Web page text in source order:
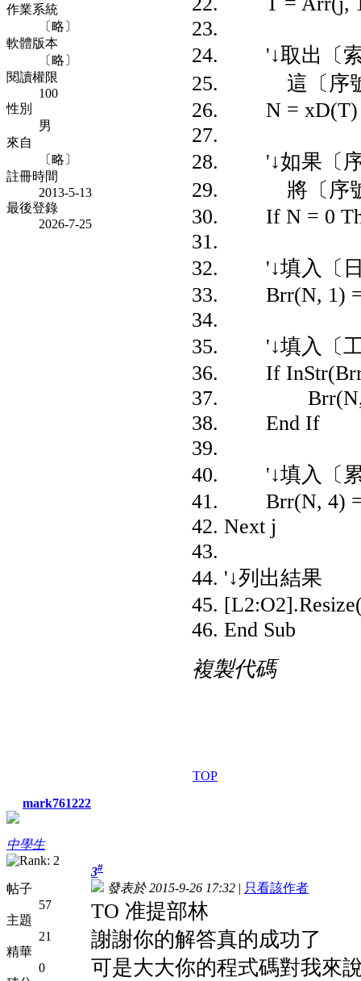
作業系統
〔略〕
軟體版本
〔略〕
閱讀權限
100
性別
男
來自
〔略〕
註冊時間
2013-5-13
最後登錄
2026-7-25
'↓取出〔索
這〔序號〕
N =
'↓如果〔序
將〔序號
If N = 0
'↓填入〔日
Brr(N, 1) =
'↓填入〔工
If
Brr(N, 3)
End If
'↓填入〔累
Brr(N, 4) =
Next j
'↓列出結果
End Sub
複製代碼
TOP
mark761222
中學生
帖子
57
主題
21
精華
0
3#
發表於 2015-9-26 17:32 | 只看該作者
TO 准提部林
謝謝你的解答真的成功了
可是大大你的程式碼對我來